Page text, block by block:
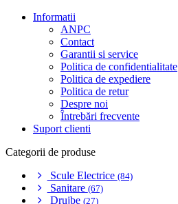
Informatii
ANPC
Contact
Garantii si service
Politica de confidentialitate
Politica de expediere
Politica de retur
Despre noi
Întrebări frecvente
Suport clienti
Categorii de produse
Scule Electrice (84)
Sanitare (67)
Drujbe (27)